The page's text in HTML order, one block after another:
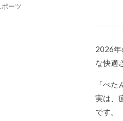
ポーツ
2026年
な快適
「ぺ
実は、
です。